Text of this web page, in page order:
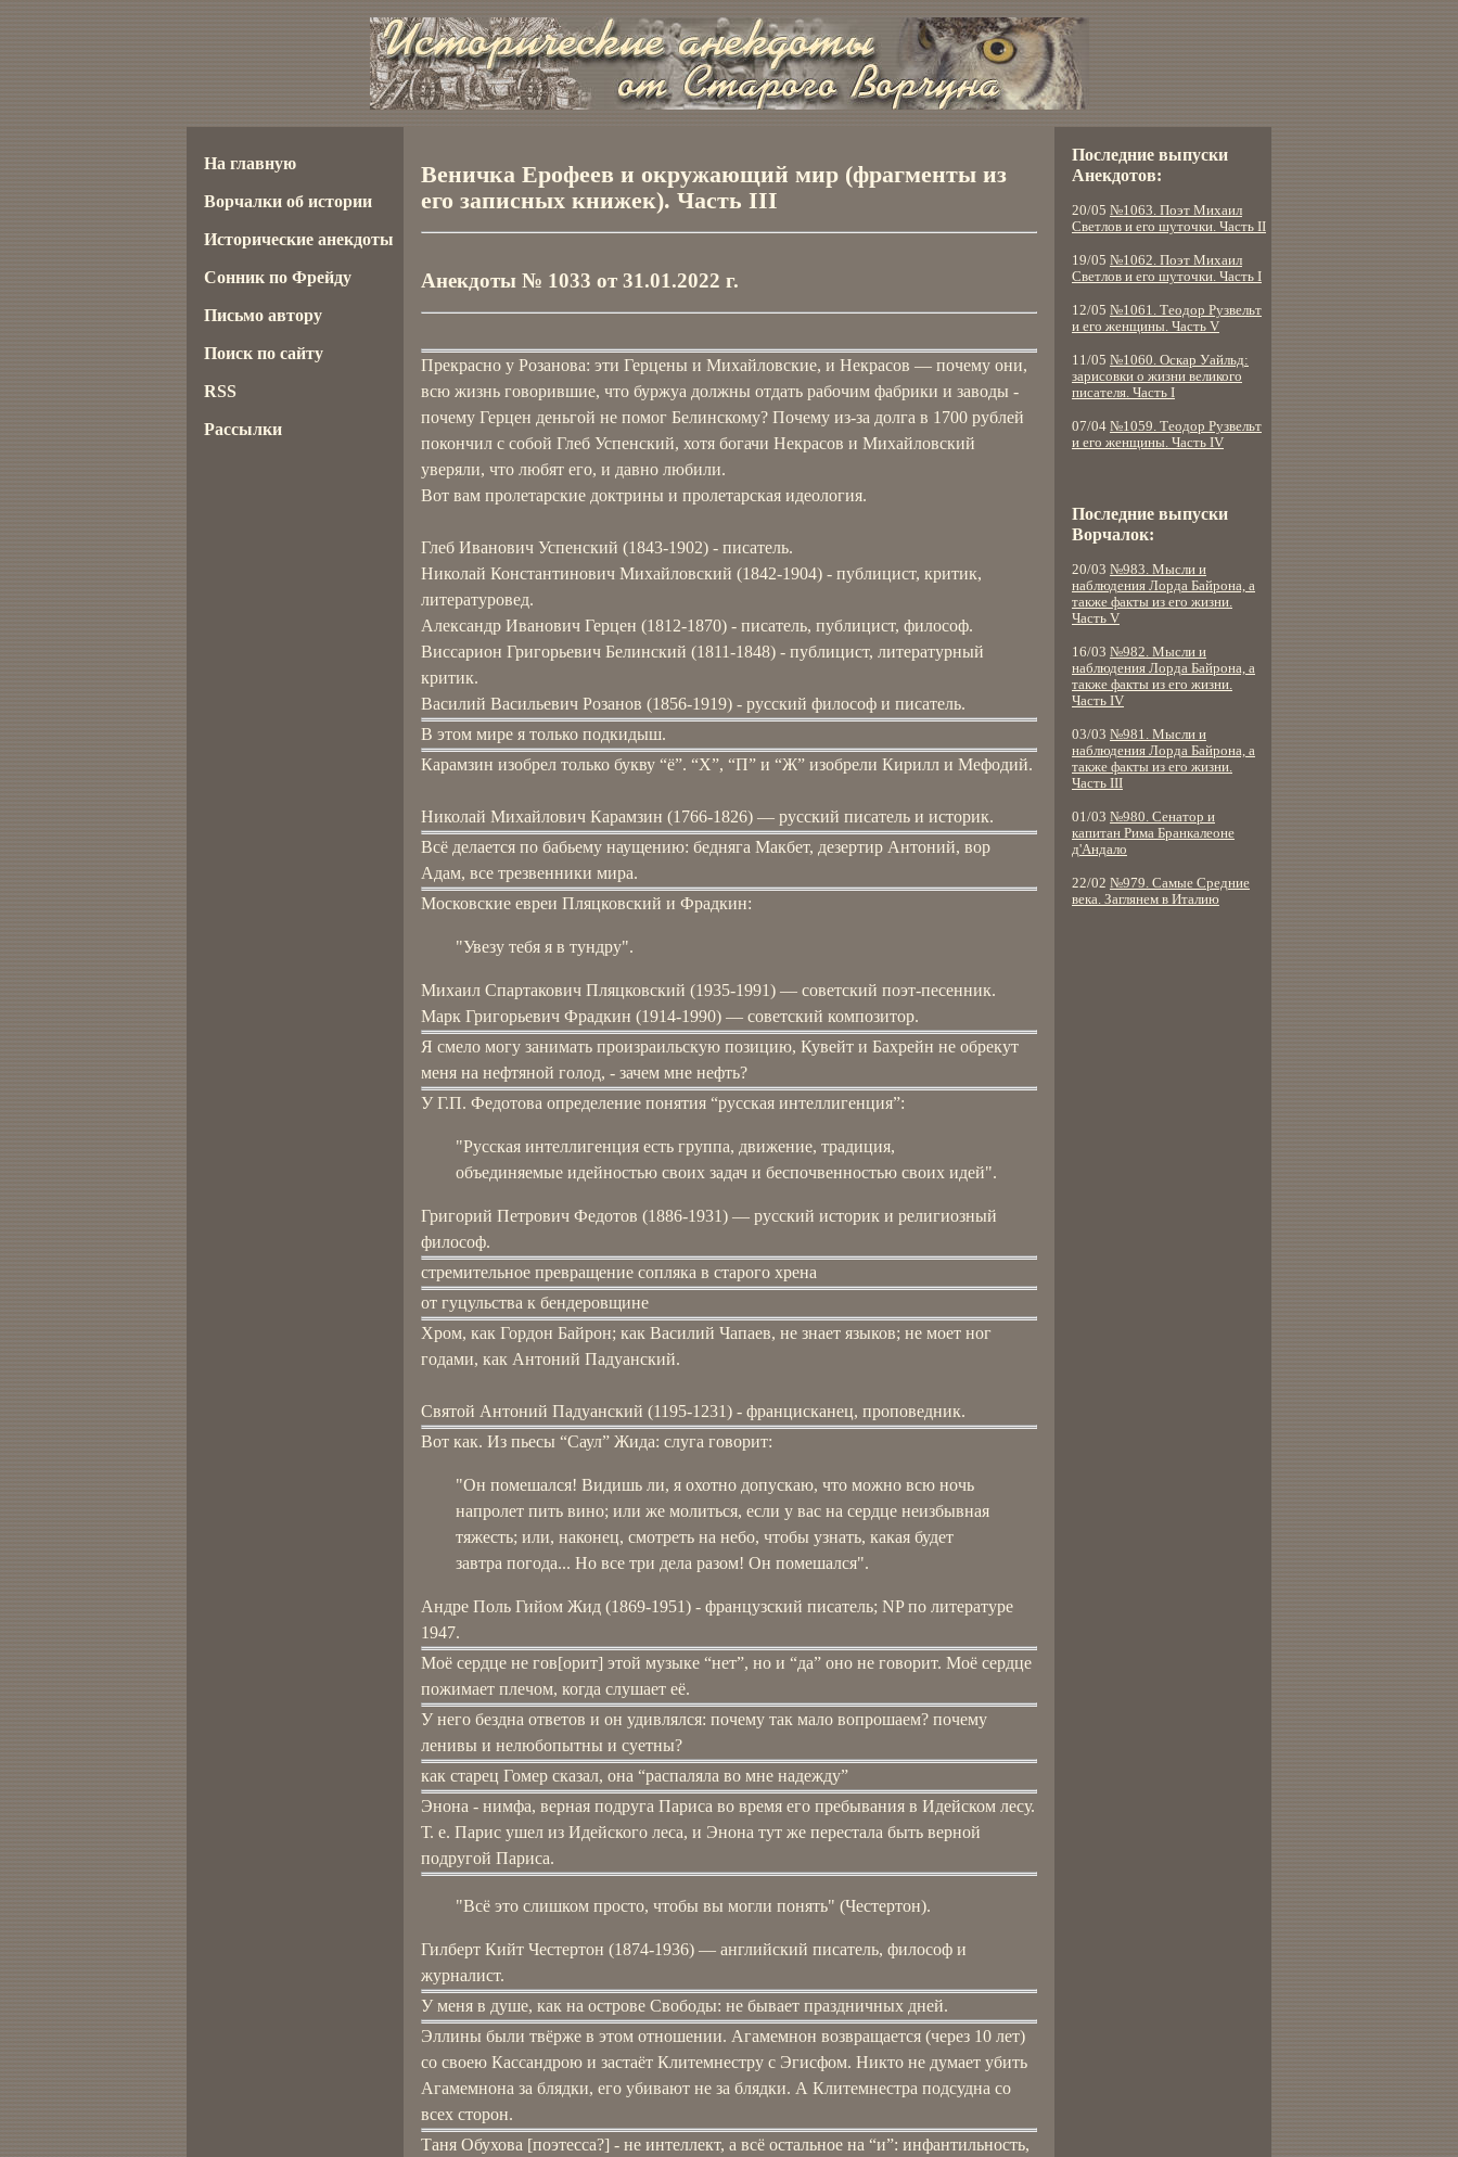
Веничка Ерофеев и окружающий мир (фрагменты из
его записных книжек). Часть III
Анекдоты № 1033 от 31.01.2022 г.
Прекрасно у Розанова: эти Герцены и Михайловские, и Некрасов ― почему они,
всю жизнь говорившие, что буржуа должны отдать рабочим фабрики и заводы -
почему Герцен деньгой не помог Белинскому? Почему из-за долга в 1700 рублей
покончил с собой Глеб Успенский, хотя богачи Некрасов и Михайловский
уверяли, что любят его, и давно любили.
Вот вам пролетарские доктрины и пролетарская идеология.
Глеб Иванович Успенский (1843-1902) - писатель.
Николай Константинович Михайловский (1842-1904) - публицист, критик,
литературовед.
Александр Иванович Герцен (1812-1870) - писатель, публицист, философ.
Виссарион Григорьевич Белинский (1811-1848) - публицист, литературный
критик.
Василий Васильевич Розанов (1856-1919) - русский философ и писатель.
В этом мире я только подкидыш.
Карамзин изобрел только букву “ё”. “X”, “П” и “Ж” изобрели Кирилл и Мефодий.
Николай Михайлович Карамзин (1766-1826) — русский писатель и историк.
Всё делается по бабьему наущению: бедняга Макбет, дезертир Антоний, вор
Адам, все трезвенники мира.
Московские евреи Пляцковский и Фрадкин:
"Увезу тебя я в тундру".
Михаил Спартакович Пляцковский (1935-1991) ― советский поэт-песенник.
Марк Григорьевич Фрадкин (1914-1990) ― советский композитор.
Я смело могу занимать произраильскую позицию, Кувейт и Бахрейн не обрекут
меня на нефтяной голод, - зачем мне нефть?
У Г.П. Федотова определение понятия “русская интеллигенция”:
"Русская интеллигенция есть группа, движение, традиция,
объединяемые идейностью своих задач и беспочвенностью своих идей".
Григорий Петрович Федотов (1886-1931) ― русский историк и религиозный
философ.
стремительное превращение сопляка в старого хрена
от гуцульства к бендеровщине
Хром, как Гордон Байрон; как Василий Чапаев, не знает языков; не моет ног
годами, как Антоний Падуанский.
Святой Антоний Падуанский (1195-1231) - францисканец, проповедник.
Вот как. Из пьесы “Саул” Жида: слуга говорит:
"Он помешался! Видишь ли, я охотно допускаю, что можно всю ночь
напролет пить вино; или же молиться, если у вас на сердце неизбывная
тяжесть; или, наконец, смотреть на небо, чтобы узнать, какая будет
завтра погода... Но все три дела разом! Он помешался".
Андре Поль Гийом Жид (1869-1951) - французский писатель; NP по литературе
1947.
Моё сердце не гов[орит] этой музыке “нет”, но и “да” оно не говорит. Моё сердце
пожимает плечом, когда слушает её.
У него бездна ответов и он удивлялся: почему так мало вопрошаем? почему
ленивы и нелюбопытны и суетны?
как старец Гомер сказал, она “распаляла во мне надежду”
Энона - нимфа, верная подруга Париса во время его пребывания в Идейском лесу.
Т. е. Парис ушел из Идейского леса, и Энона тут же перестала быть верной
подругой Париса.
"Всё это слишком просто, чтобы вы могли понять" (Честертон).
Гилберт Кийт Честертон (1874-1936) ― английский писатель, философ и
журналист.
У меня в душе, как на острове Свободы: не бывает праздничных дней.
Эллины были твёрже в этом отношении. Агамемнон возвращается (через 10 лет)
со своею Кассандрою и застаёт Клитемнестру с Эгисфом. Никто не думает убить
Агамемнона за блядки, его убивают не за блядки. А Клитемнестра подсудна со
всех сторон.
Таня Обухова [поэтесса?] - не интеллект, а всё остальное на “и”: инфантильность,
На главную
Ворчалки об истории
Исторические анекдоты
Сонник по Фрейду
Письмо автору
Поиск по сайту
RSS
Рассылки
Последние выпуски
Анекдотов:
20/05 №1063. Поэт Михаил
Светлов и его шуточки. Часть II
19/05 №1062. Поэт Михаил
Светлов и его шуточки. Часть I
12/05 №1061. Теодор Рузвельт
и его женщины. Часть V
11/05 №1060. Оскар Уайльд:
зарисовки о жизни великого
писателя. Часть I
07/04 №1059. Теодор Рузвельт
и его женщины. Часть IV
Последние выпуски
Ворчалок:
20/03 №983. Мысли и
наблюдения Лорда Байрона, а
также факты из его жизни.
Часть V
16/03 №982. Мысли и
наблюдения Лорда Байрона, а
также факты из его жизни.
Часть IV
03/03 №981. Мысли и
наблюдения Лорда Байрона, а
также факты из его жизни.
Часть III
01/03 №980. Сенатор и
капитан Рима Бранкалеоне
д'Андало
22/02 №979. Самые Средние
века. Заглянем в Италию